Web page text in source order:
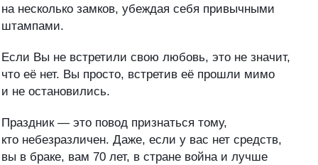
на несколько замков, убеждая себя привычными
штампами.
Если Вы не встретили свою любовь, это не значит,
что её нет. Вы просто, встретив её прошли мимо
и не остановились.
Праздник — это повод признаться тому,
кто небезразличен. Даже, если у вас нет средств,
вы в браке, вам 70 лет, в стране война и лучше